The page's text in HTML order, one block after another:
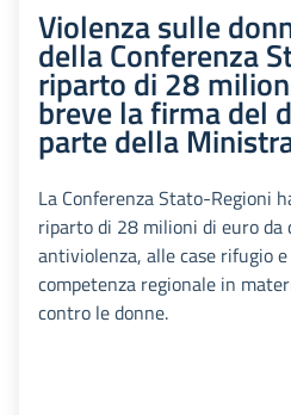
Violenza sulle
della Conferenza
riparto di 28
breve la firma del
parte della
La Conferenza Stato-Regioni
riparto di 28 milioni di euro da
antiviolenza, alle case rifugio
competenza regionale in
contro le donne.